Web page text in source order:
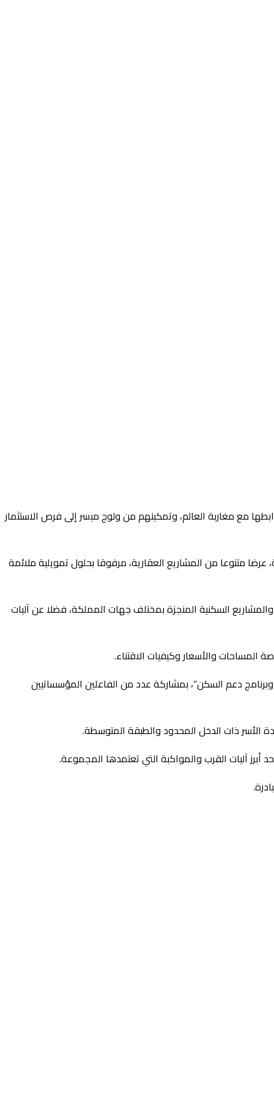
مع مغاربة العالم، وتمكينهم من ولوج ميسر إلى فرص الاستثمار
متنوعا من المشاريع العقارية، مرفوقا بحلول تمويلية ملائمة
السكنية المنجزة بمختلف جهات المملكة، فضلا عن آليات
المساحات والأسعار وكيفيات الاقتناء.
دعم السكن”، بمشاركة عدد من الفاعلين المؤسساتيين
الأسر ذات الدخل المحدود والطبقة المتوسطة.
آليات القرب والمواكبة التي تعتمدها المجموعة.